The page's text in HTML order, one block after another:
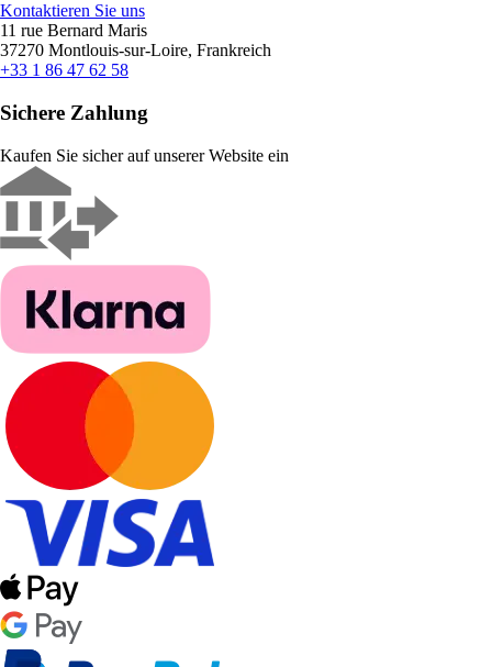
Kontaktieren Sie uns
11 rue Bernard Maris
37270 Montlouis-sur-Loire, Frankreich
+33 1 86 47 62 58
Sichere Zahlung
Kaufen Sie sicher auf unserer Website ein